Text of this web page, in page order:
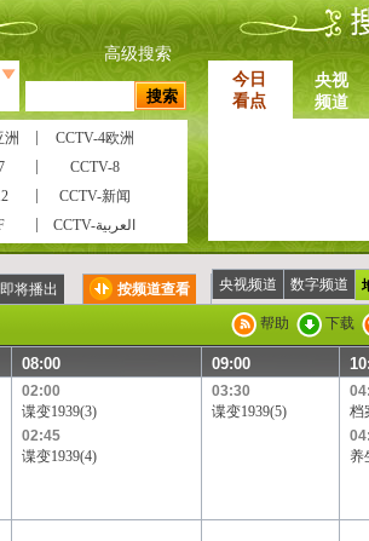
高级搜索
洲
CCTV-4欧洲
CCTV-8
CCTV-新闻
CCTV-العربية
第一剧场
国防军事
游戏竞技
CCTV-梨园
教育三台
湖南卫视
今日
看点
央视
频道
即将播出 按频道查看 央视频道 数字频道
帮助 下载
08:00 09:00
02:00
谍变1939(3)
02:45
谍变1939(4)
03:30
谍变1939(5)
档
养